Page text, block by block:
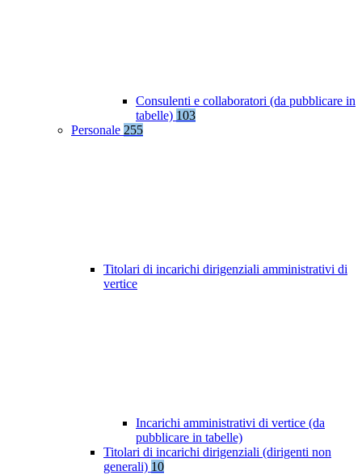
Consulenti e collaboratori (da pubblicare in
tabelle) 103
Personale 255
Titolari di incarichi dirigenziali amministrativi di
vertice
Incarichi amministrativi di vertice (da
pubblicare in tabelle)
Titolari di incarichi dirigenziali (dirigenti non
generali) 10